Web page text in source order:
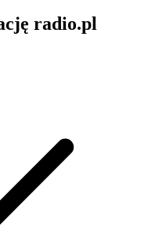
radio.pl